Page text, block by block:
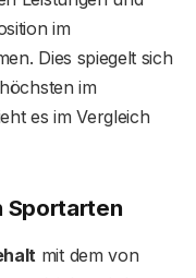
im
Dies spiegelt sich
im
es im Vergleich
Sportarten
mit dem von